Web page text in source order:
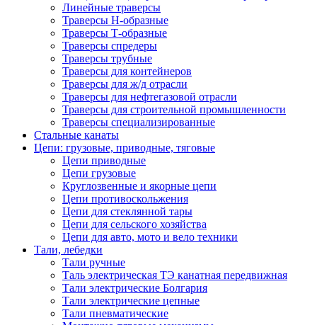
Линейные траверсы
Траверсы Н-образные
Траверсы Т-образные
Траверсы спредеры
Траверсы трубные
Траверсы для контейнеров
Траверсы для ж/д отрасли
Траверсы для нефтегазовой отрасли
Траверсы для строительной промышленности
Траверсы специализированные
Стальные канаты
Цепи: грузовые, приводные, тяговые
Цепи приводные
Цепи грузовые
Круглозвенные и якорные цепи
Цепи противоскольжения
Цепи для стеклянной тары
Цепи для сельского хозяйства
Цепи для авто, мото и вело техники
Тали, лебедки
Тали ручные
Таль электрическая ТЭ канатная передвижная
Тали электрические Болгария
Тали электрические цепные
Тали пневматические